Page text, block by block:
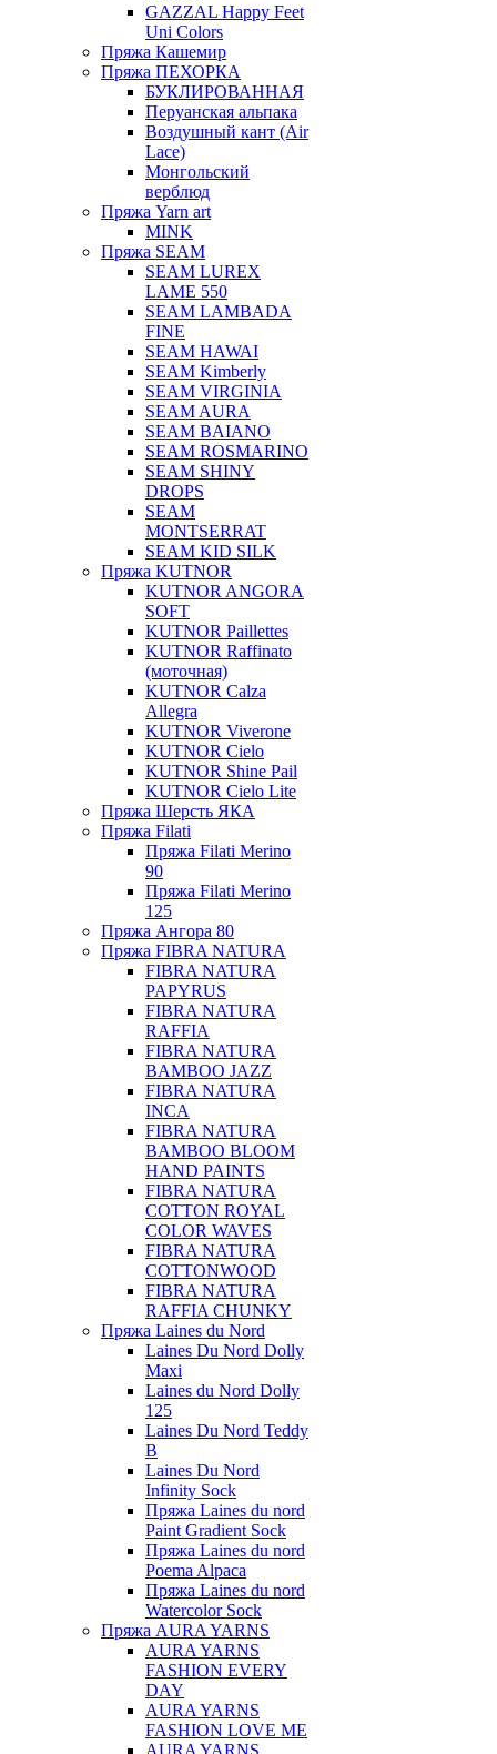
GAZZAL Happy Feet
Uni Colors
Пряжа Кашемир
Пряжа ПЕХОРКА
БУКЛИРОВАННАЯ
Перуанская альпака
Воздушный кант (Air
Lace)
Монгольский
верблюд
Пряжа Yarn art
MINK
Пряжа SEAM
SEAM LUREX
LAME 550
SEAM LAMBADA
FINE
SEAM HAWAI
SEAM Kimberly
SEAM VIRGINIA
SEAM AURA
SEAM BAIANO
SEAM ROSMARINO
SEAM SHINY
DROPS
SEAM
MONTSERRAT
SEAM KID SILK
Пряжа KUTNOR
KUTNOR ANGORA
SOFT
KUTNOR Paillettes
KUTNOR Raffinato
(моточная)
KUTNOR Calza
Allegra
KUTNOR Viverone
KUTNOR Cielo
KUTNOR Shine Pail
KUTNOR Cielo Lite
Пряжа Шерсть ЯКА
Пряжа Filati
Пряжа Filati Merino
90
Пряжа Filati Merino
125
Пряжа Ангора 80
Пряжа FIBRA NATURA
FIBRA NATURA
PAPYRUS
FIBRA NATURA
RAFFIA
FIBRA NATURA
BAMBOO JAZZ
FIBRA NATURA
INCA
FIBRA NATURA
BAMBOO BLOOM
HAND PAINTS
FIBRA NATURA
COTTON ROYAL
COLOR WAVES
FIBRA NATURA
COTTONWOOD
FIBRA NATURA
RAFFIA CHUNKY
Пряжа Laines du Nord
Laines Du Nord Dolly
Maxi
Laines du Nord Dolly
125
Laines Du Nord Teddy
B
Laines Du Nord
Infinity Sock
Пряжа Laines du nord
Paint Gradient Sock
Пряжа Laines du nord
Poema Alpaca
Пряжа Laines du nord
Watercolor Sock
Пряжа AURA YARNS
AURA YARNS
FASHION EVERY
DAY
AURA YARNS
FASHION LOVE ME
AURA YARNS